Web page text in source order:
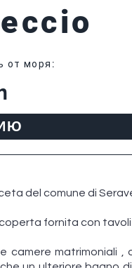
от моря :
del comune di
fornita con tavoli
camere matrimoniali ,